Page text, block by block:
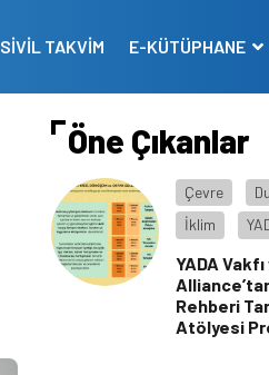
SİVİL TAKVİM E-KÜTÜPHANE
Öne Çıkanlar
Çevre
İklim
YADA
Rehberi
Atölyesi